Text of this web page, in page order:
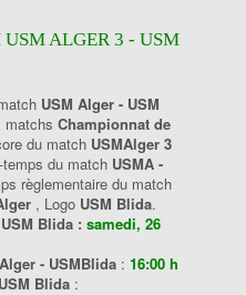
USM ALGER 3 - USM
USM Alger - USM
matchs Championnat de
du match USMAlger 3
du match USMA -
règlementaire du match
, Logo USM Blida.
Blida : samedi, 26
- USMBlida : 16:00 h
Blida :